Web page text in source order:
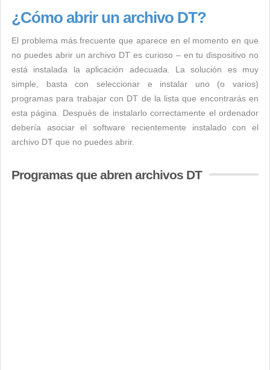
¿Cómo abrir un archivo DT?
El problema más frecuente que aparece en el momento en que
no puedes abrir un archivo DT es curioso – en tu dispositivo no
está instalada la aplicación adecuada. La solución es muy
simple, basta con seleccionar e instalar uno (o varios)
programas para trabajar con DT de la lista que encontrarás en
esta página. Después de instalarlo correctamente el ordenador
debería asociar el software recientemente instalado con el
archivo DT que no puedes abrir.
Programas que abren archivos DT